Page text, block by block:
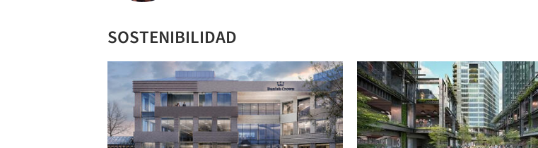
SOSTENIBILIDAD